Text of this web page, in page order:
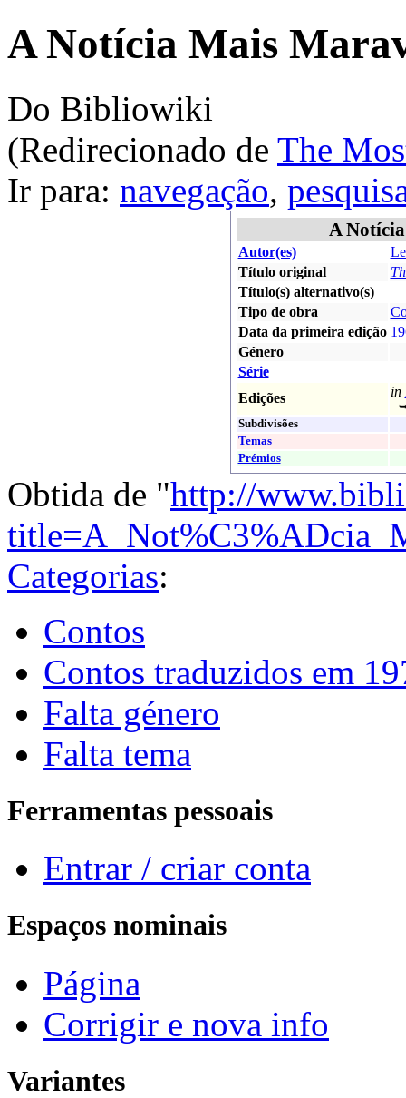
A Notícia Mais
Do Bibliowiki
(Redirecionado de The
Ir para: navegação,
A
Autor(es)
Título original
Título(s) alternativo(s)
Tipo de obra
Data da primeira edição
Género
Série
Edições
in
➥
Subdivisões
Temas
Prémios
Obtida de "http://
Categorias:
Contos
Contos traduzidos em
Falta género
Falta tema
Ferramentas pessoais
Entrar / criar conta
Espaços nominais
Página
Corrigir e nova info
Variantes